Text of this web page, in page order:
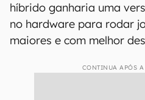
híbrido ganharia uma
no hardware para rodar
maiores e com melhor
CONTINUA APÓS